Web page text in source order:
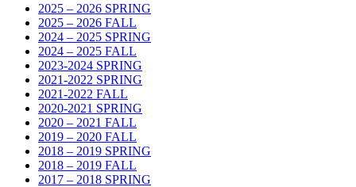
2025 – 2026 SPRING
2025 – 2026 FALL
2024 – 2025 SPRING
2024 – 2025 FALL
2023-2024 SPRING
2021-2022 SPRING
2021-2022 FALL
2020-2021 SPRING
2020 – 2021 FALL
2019 – 2020 FALL
2018 – 2019 SPRING
2018 – 2019 FALL
2017 – 2018 SPRING